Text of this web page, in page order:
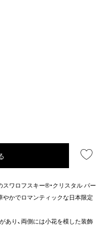
ワロフスキー®・クリスタル パー
やかでロマンティックな日本限定
あり、両側には小花を模した装飾